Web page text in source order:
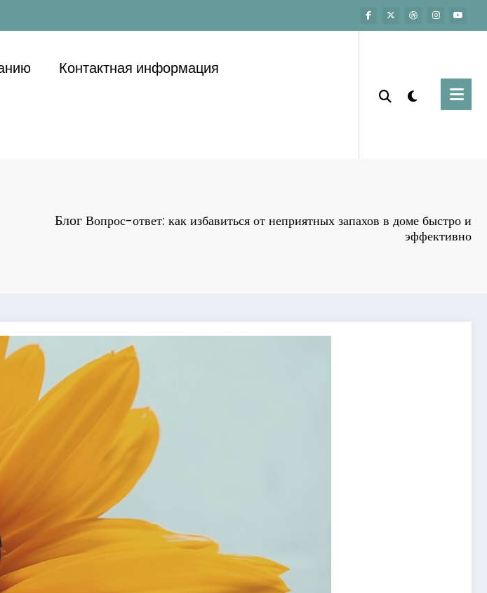
Контактная информация
Блог Вопрос-ответ: как избавиться от неприятных запахов в доме быстро и
эффективно